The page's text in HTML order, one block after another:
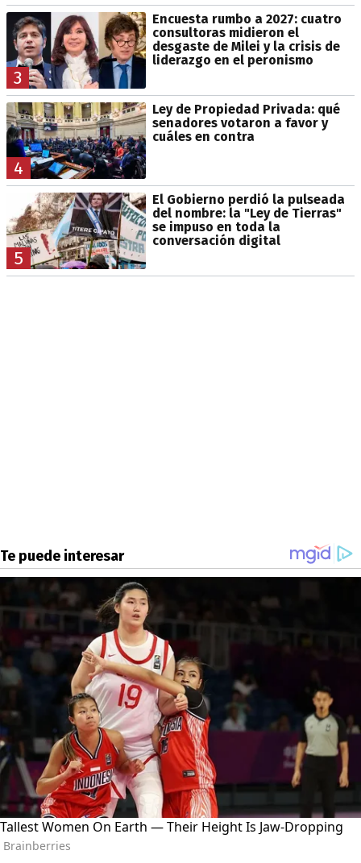
3
Encuesta rumbo a 2027: cuatro
consultoras midieron el
desgaste de Milei y la crisis de
liderazgo en el peronismo
4
Ley de Propiedad Privada: qué
senadores votaron a favor y
cuáles en contra
5
El Gobierno perdió la pulseada
del nombre: la "Ley de Tierras"
se impuso en toda la
conversación digital